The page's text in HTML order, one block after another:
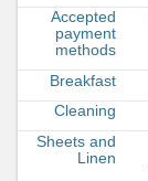
Accepted
payment
methods
Breakfast
Cleaning
Sheets and
Linen